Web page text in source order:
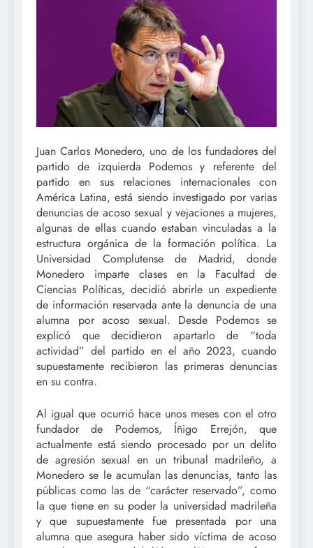
Juan Carlos Monedero, uno de los fundadores del
partido de izquierda Podemos y referente del
partido en sus relaciones internacionales con
América Latina, está siendo investigado por varias
denuncias de acoso sexual y vejaciones a mujeres,
algunas de ellas cuando estaban vinculadas a la
estructura orgánica de la formación política. La
Universidad Complutense de Madrid, donde
Monedero imparte clases en la Facultad de
Ciencias Políticas, decidió abrirle un expediente
de información reservada ante la denuncia de una
alumna por acoso sexual. Desde Podemos se
explicó que decidieron apartarlo de “toda
actividad” del partido en el año 2023, cuando
supuestamente recibieron las primeras denuncias
en su contra.
Al igual que ocurrió hace unos meses con el otro
fundador de Podemos, Íñigo Errejón, que
actualmente está siendo procesado por un delito
de agresión sexual en un tribunal madrileño, a
Monedero se le acumulan las denuncias, tanto las
públicas como las de “carácter reservado”, como
la que tiene en su poder la universidad madrileña
y que supuestamente fue presentada por una
alumna que asegura haber sido víctima de acoso